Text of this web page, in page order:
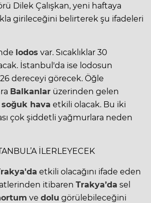
Dilek Çalışkan, yeni haftaya
girileceğini belirterek şu ifadeleri
lodos var. Sıcaklıklar 30
İstanbul'da ise lodosun
dereceyi görecek. Öğle
Balkanlar üzerinden gelen
soğuk hava etkili olacak. Bu iki
çok şiddetli yağmurlara neden
İLERLEYECEK
etkili olacağını ifade eden
itibaren Trakya’da sel
ve dolu görülebileceğini